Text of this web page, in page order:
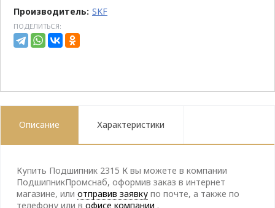
Производитель: SKF
ПОДЕЛИТЬСЯ:
Описание Характеристики
Купить Подшипник 2315 К вы можете в компании
ПодшипникПромснаб, оформив заказ в интернет
магазине, или отправив заявку по почте, а также по
телефону или в офисе компании .